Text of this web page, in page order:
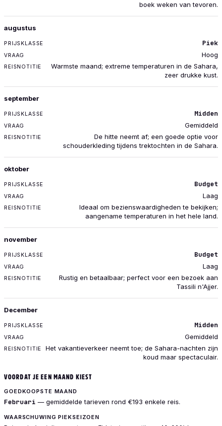
boek weken van tevoren.
augustus
Piek
Hoog
Warmste maand; extreme temperaturen in de Sahara,
zeer drukke kust.
september
Midden
Gemiddeld
De hitte neemt af; een goede optie voor
schouderkleding tijdens trektochten in de Sahara.
oktober
Budget
Laag
Ideaal om bezienswaardigheden te bekijken;
aangename temperaturen in het hele land.
november
Budget
Laag
Rustig en betaalbaar; perfect voor een bezoek aan
Tassili n'Ajjer.
December
Midden
Gemiddeld
Het vakantieverkeer neemt toe; de Sahara-nachten zijn
koud maar spectaculair.
VOORDAT JE EEN MAAND KIEST
GOEDKOOPSTE MAAND
Februari — gemiddelde tarieven rond €193 enkele reis.
WAARSCHUWING PIEKSEIZOEN